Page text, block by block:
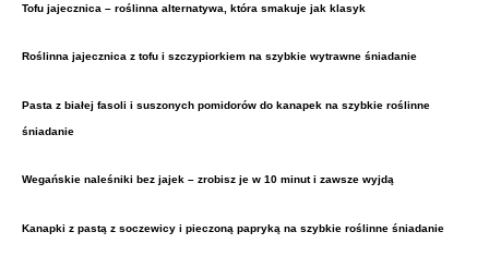
Tofu jajecznica – roślinna alternatywa, która smakuje jak klasyk
Roślinna jajecznica z tofu i szczypiorkiem na szybkie wytrawne śniadanie
Pasta z białej fasoli i suszonych pomidorów do kanapek na szybkie roślinne
śniadanie
Wegańskie naleśniki bez jajek – zrobisz je w 10 minut i zawsze wyjdą
Kanapki z pastą z soczewicy i pieczoną papryką na szybkie roślinne śniadanie